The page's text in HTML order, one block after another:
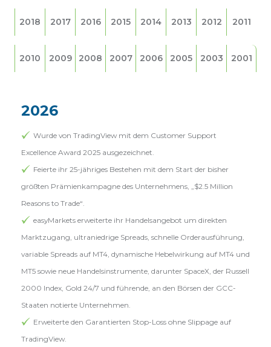
2018 2017 2016 2015 2014 2013 2012 2011
2010 2009 2008 2007 2006 2005 2003 2001
2026
Wurde von TradingView mit dem Customer Support
Excellence Award 2025 ausgezeichnet.
Feierte ihr 25-jähriges Bestehen mit dem Start der bisher
größten Prämienkampagne des Unternehmens, „$2.5 Million
Reasons to Trade“.
easyMarkets erweiterte ihr Handelsangebot um direkten
Marktzugang, ultraniedrige Spreads, schnelle Orderausführung,
variable Spreads auf MT4, dynamische Hebelwirkung auf MT4 und
MT5 sowie neue Handelsinstrumente, darunter SpaceX, der Russell
2000 Index, Gold 24/7 und führende, an den Börsen der GCC-
Staaten notierte Unternehmen.
Erweiterte den Garantierten Stop-Loss ohne Slippage auf
TradingView.